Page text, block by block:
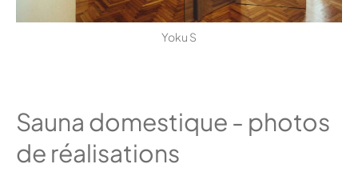
Yoku S
Sauna domestique - photos
de réalisations